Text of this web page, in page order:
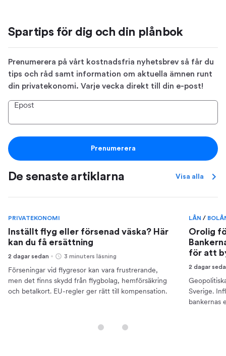
Spartips för dig och din plånbok
Prenumerera på vårt kostnadsfria nyhetsbrev så får du
tips och råd samt information om aktuella ämnen runt
din privatekonomi. Varje vecka direkt till din e-post!
Epost
Prenumerera
De senaste artiklarna Visa alla
PRIVATEKONOMI
Inställt flyg eller försenad väska? Här
kan du få ersättning
2 dagar sedan 3 minuters läsning
Förseningar vid flygresor kan vara frustrerande,
men det finns skydd från flygbolag, hemförsäkring
och betalkort. EU-regler ger rätt till kompensation.
LÅN/
Orolig
för att
2 dagar
Sverige.
bankernas